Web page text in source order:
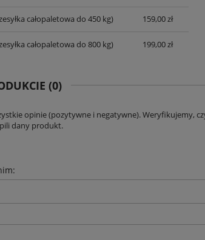
całopaletowa do 450 kg) 159,00 zł
całopaletowa do 800 kg) 199,00 zł
(0)
opinie (pozytywne i negatywne). Weryfikujemy,
dany produkt.